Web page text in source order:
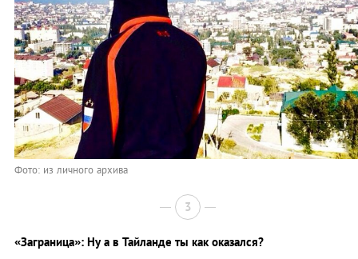
Фото: из личного архива
3
«Заграница»: Ну а в Тайланде ты как оказался?